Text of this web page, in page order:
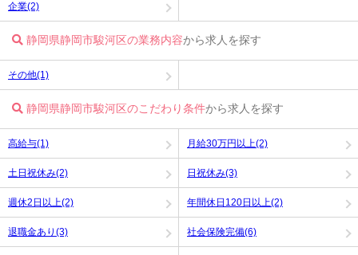
企業(2)
静岡県静岡市駿河区の業務内容から求人を探す
その他(1)
静岡県静岡市駿河区のこだわり条件から求人を探す
高給与(1) 月給30万円以上(2)
土日祝休み(2) 日祝休み(3)
週休2日以上(2) 年間休日120日以上(2)
退職金あり(3) 社会保険完備(6)